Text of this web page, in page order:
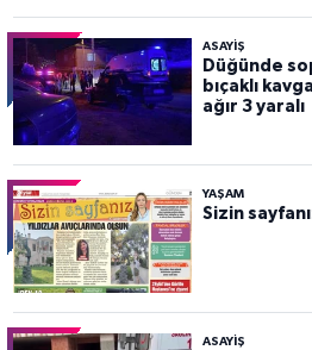
ASAYİŞ
Düğünde
bıçaklı
ağır 3 yaralı
YAŞAM
Sizin
ASAYİŞ